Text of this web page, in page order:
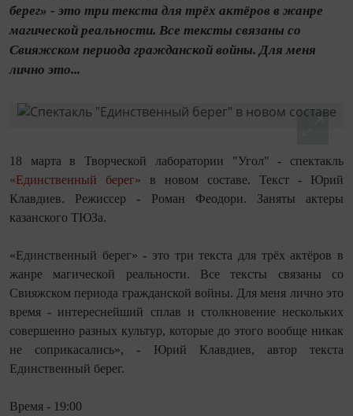
берег» - это три текста для трёх актёров в жанре
магической реальности. Все тексты связаны со
Свияжском периода гражданской войны. Для меня
лично это...
18 марта в Творческой лаборатории "Угол" - спектакль
«Единственный берег» в новом составе. Текст - Юрий
Клавдиев. Режиссер - Роман Феодори. Заняты актеры
казанского ТЮЗа.
«Единственный берег» - это три текста для трёх актёров в
жанре магической реальности. Все тексты связаны со
Свияжском периода гражданской войны. Для меня лично это
время - интереснейший сплав и столкновение нескольких
совершенно разных культур, которые до этого вообще никак
не соприкасались», - Юрий Клавдиев, автор текста
Единственный берег.
Время - 19:00